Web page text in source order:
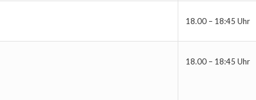
18.00 – 18:45 Uhr
18.00 – 18:45 Uhr